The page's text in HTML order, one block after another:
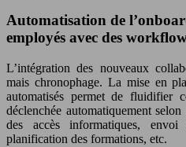
Automatisation de
employés avec des
L’intégration des nouveaux
mais chronophage. La mise en
automatisés permet de fluidifier
déclenchée automatiquement
des accès informatiques, envoi
planification des formations, etc.